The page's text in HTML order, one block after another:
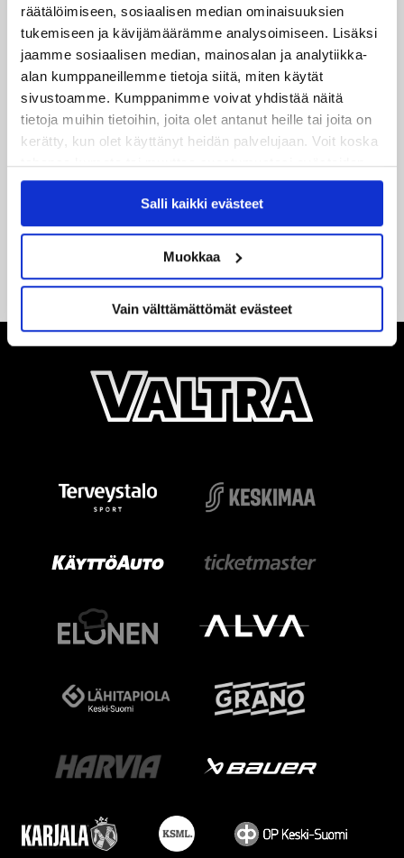
räätälöimiseen, sosiaalisen median ominaisuuksien
tukemiseen ja kävijämäärämme analysoimiseen. Lisäksi
jaamme sosiaalisen median, mainosalan ja analytiikka-
alan kumppaneillemme tietoja siitä, miten käytät
sivustoamme. Kumppanimme voivat yhdistää näitä
tietoja muihin tietoihin, joita olet antanut heille tai joita on
kerätty, kun olet käyttänyt heidän palvelujaan. Voit koska
tahansa kumota tai muuttaa suostumustasi evästeiden
käytöstäEvästeet-sivultamme.
Salli kaikki evästeet
Muokkaa
Vain välttämättömät evästeet
18.05.2026
Jaatinen ja Liljamo jatkosopimuksiin – JYPin ja KeuPa HT:n
yhteistyö jatkuu
14.05.2026
Tuore Sveitsin mestari Juuso Arola JYP-puolustukseen
kahden vuoden sopimuksella
12.05.2026
Veeti Väisänen JYP-puolustukseen kahden vuoden